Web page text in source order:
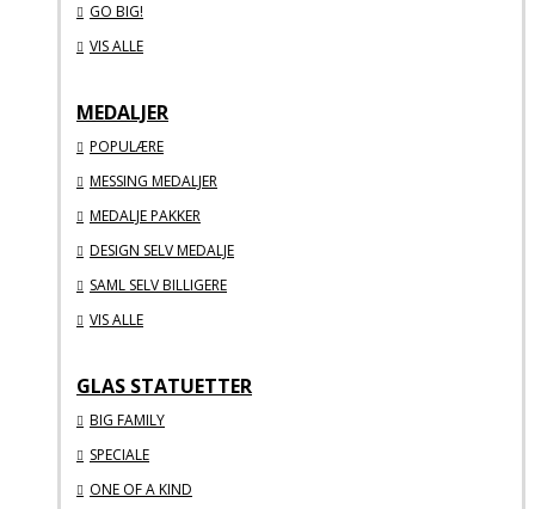
GO BIG!
VIS ALLE
MEDALJER
POPULÆRE
MESSING MEDALJER
MEDALJE PAKKER
DESIGN SELV MEDALJE
SAML SELV BILLIGERE
VIS ALLE
GLAS STATUETTER
BIG FAMILY
SPECIALE
ONE OF A KIND